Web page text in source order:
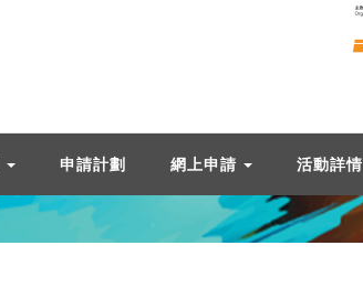
申請計劃 網上申請 活動詳情